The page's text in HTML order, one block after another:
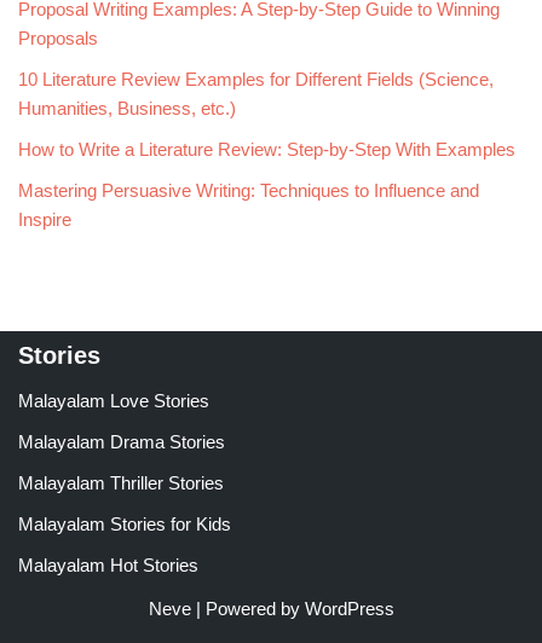
Proposal Writing Examples: A Step-by-Step Guide to Winning
Proposals
10 Literature Review Examples for Different Fields (Science,
Humanities, Business, etc.)
How to Write a Literature Review: Step-by-Step With Examples
Mastering Persuasive Writing: Techniques to Influence and
Inspire
Stories
Malayalam Love Stories
Malayalam Drama Stories
Malayalam Thriller Stories
Malayalam Stories for Kids
Malayalam Hot Stories
Neve| Powered by WordPress